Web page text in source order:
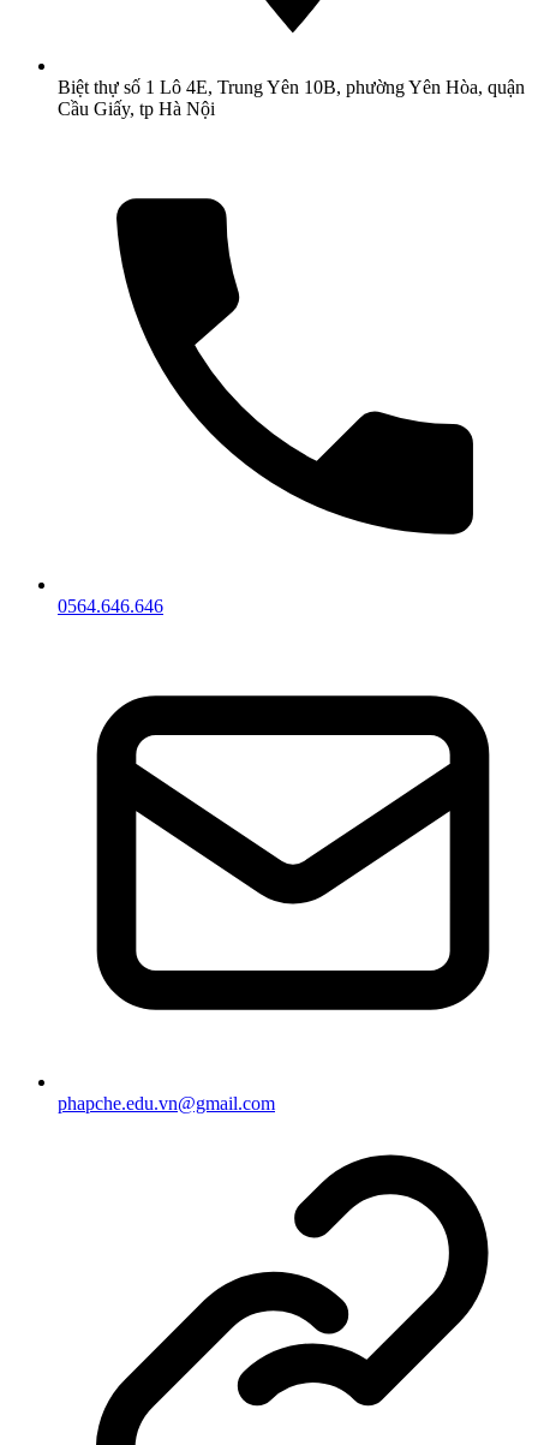
Biệt thự số 1 Lô 4E, Trung Yên 10B, phường Yên Hòa, quận
Cầu Giấy, tp Hà Nội
0564.646.646
phapche.edu.vn@gmail.com